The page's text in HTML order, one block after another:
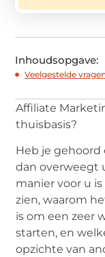
Inhoudsopgave:
Veelgestelde
Affiliate
thuisbasis?
Heb je gehoord
dan overweegt
manier voor u
zien, waarom
is om een ​​zeer
starten, en
opzichte van